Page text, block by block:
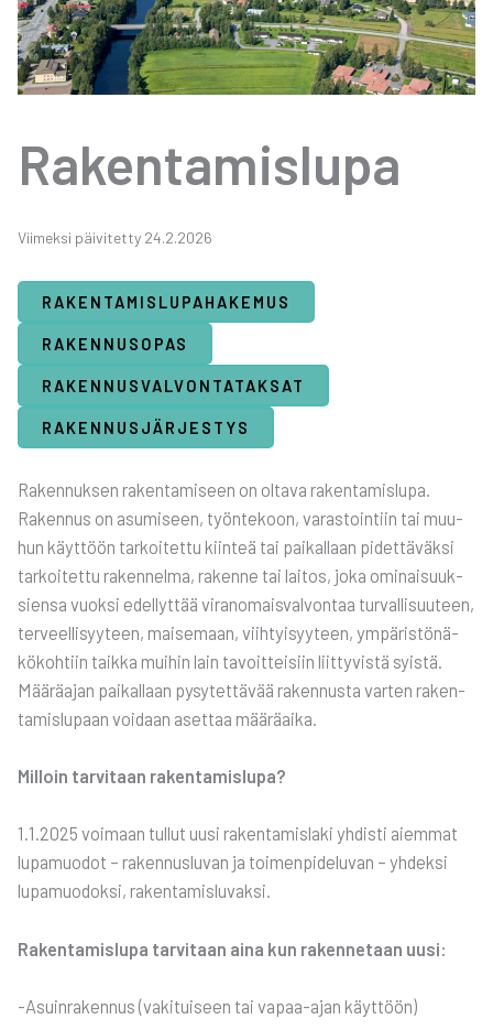
Raken­ta­mis­lu­pa
Vii­mek­si päi­vi­tet­ty 24.2.2026
RAKEN­TA­MIS­LU­PA­HA­KE­MUS
RAKEN­NUSO­PAS
RAKEN­NUS­VAL­VON­TA­TAK­SAT
RAKEN­NUS­JÄR­JES­TYS
Raken­nuk­sen raken­ta­mi­seen on olta­va raken­ta­mis­lu­pa.
Raken­nus on asu­mi­seen, työn­te­koon, varas­toin­tiin tai muu­
hun käyt­töön tar­koi­tet­tu kiin­teä tai pai­kal­laan pidet­tä­väk­si
tar­koi­tet­tu raken­nel­ma, raken­ne tai lai­tos, joka omi­nai­suuk­
sien­sa vuok­si edel­lyt­tää viran­omais­val­von­taa tur­val­li­suu­teen,
ter­veel­li­syy­teen, mai­se­maan, viih­tyi­syy­teen, ympä­ris­tö­nä­
kö­koh­tiin taik­ka mui­hin lain tavoit­tei­siin liit­ty­vis­tä syis­tä.
Mää­rä­ajan pai­kal­laan pysy­tet­tä­vää raken­nus­ta var­ten raken­
ta­mis­lu­paan voi­daan aset­taa mää­rä­ai­ka.
Mil­loin tar­vi­taan raken­ta­mis­lu­pa?
1.1.2025 voi­maan tul­lut uusi raken­ta­mis­la­ki yhdis­ti aiem­mat
lupa­muo­dot – raken­nus­lu­van ja toi­men­pi­de­lu­van – yhdek­si
lupa­muo­dok­si, raken­ta­mis­lu­vak­si.
Raken­ta­mis­lu­pa tar­vi­taan aina kun raken­ne­taan uusi:
-Asuin­ra­ken­nus (vaki­tui­seen tai vapaa-ajan käyt­töön)